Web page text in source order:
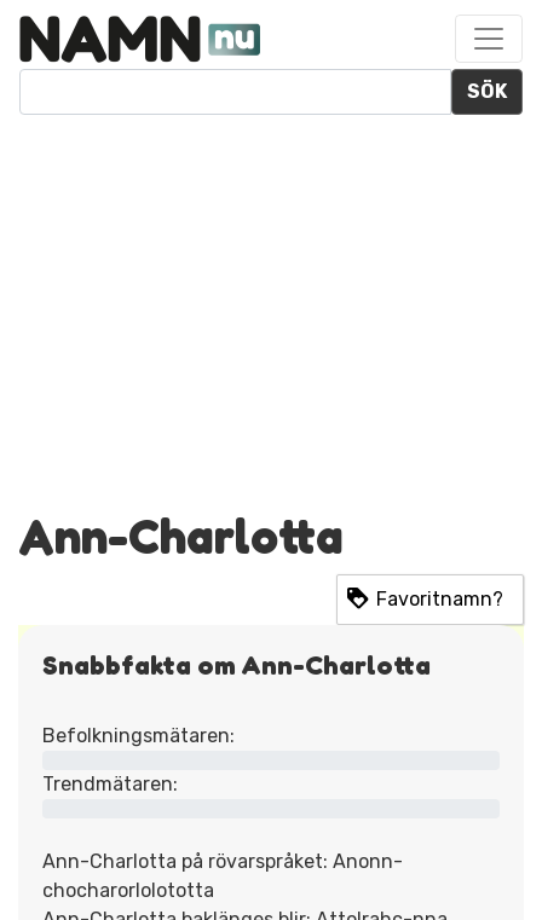
SÖK
Ann-Charlotta
Favoritnamn?
Snabbfakta om Ann-Charlotta
Befolkningsmätaren:
Trendmätaren:
Ann-Charlotta på rövarspråket: Anonn-
chocharorlolototta